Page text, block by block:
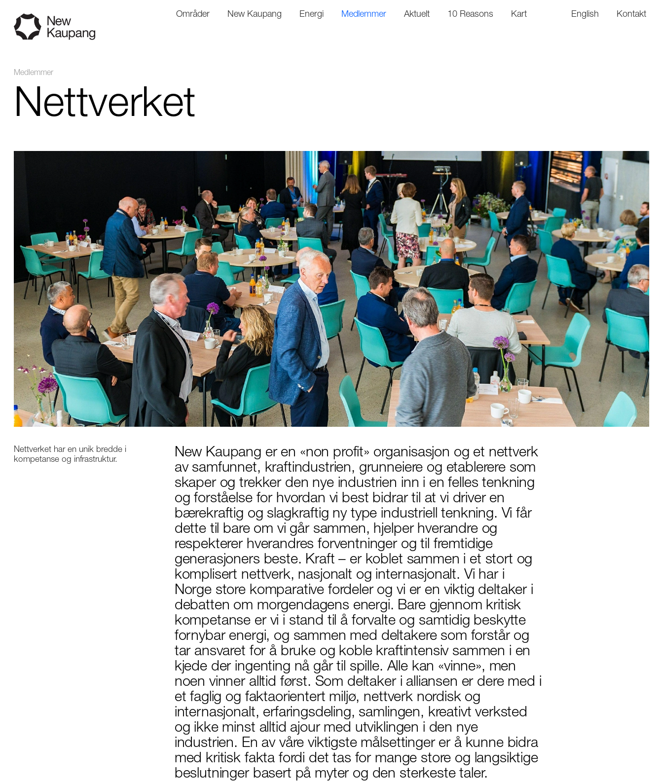
Områder New Kaupang Energi Medlemmer Aktuelt 10 Reasons Kart English Kontakt
Medlemmer
Nettverket
Nettverket har en unik bredde i
kompetanse og infrastruktur.
New Kaupang er en «non profit» organisasjon og et nettverk
av samfunnet, kraftindustrien, grunneiere og etablerere som
skaper og trekker den nye industrien inn i en felles tenkning
og forståelse for hvordan vi best bidrar til at vi driver en
bærekraftig og slagkraftig ny type industriell tenkning. Vi får
dette til bare om vi går sammen, hjelper hverandre og
respekterer hverandres forventninger og til fremtidige
generasjoners beste. Kraft – er koblet sammen i et stort og
komplisert nettverk, nasjonalt og internasjonalt. Vi har i
Norge store komparative fordeler og vi er en viktig deltaker i
debatten om morgendagens energi. Bare gjennom kritisk
kompetanse er vi i stand til å forvalte og samtidig beskytte
fornybar energi, og sammen med deltakere som forstår og
tar ansvaret for å bruke og koble kraftintensiv sammen i en
kjede der ingenting nå går til spille. Alle kan «vinne», men
noen vinner alltid først. Som deltaker i alliansen er dere med i
et faglig og faktaorientert miljø, nettverk nordisk og
internasjonalt, erfaringsdeling, samlingen, kreativt verksted
og ikke minst alltid ajour med utviklingen i den nye
industrien. En av våre viktigste målsettinger er å kunne bidra
med kritisk fakta fordi det tas for mange store og langsiktige
beslutninger basert på myter og den sterkeste taler.